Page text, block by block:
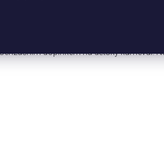
doplňkem na dětský karneval!